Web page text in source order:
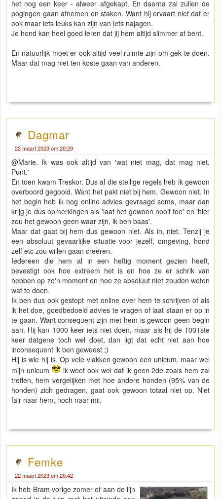
het nog een keer - alweer afgekapt. En daarna zal zullen de
pogingen gaan afnemen en staken. Want hij ervaart niet dat er
ook maar iets leuks kan zijn van iets najagen.
Je hond kan heel goed leren dat jij hem altijd slimmer af bent.
En natuurlijk moet er ook altijd veel ruimte zijn om gek te doen.
Maar dat mag niet ten koste gaan van anderen.
Dagmar
22 maart 2023 om 20:29
@Marie. Ik was ook altijd van 'wat niet mag, dat mag niet.
Punt.'
En toen kwam Treskor. Dus al die stellige regels heb ik gewoon
overboord gegooid. Want het pakt niet bij hem. Gewoon niet. In
het begin heb ik nog online advies gevraagd soms, maar dan
krijg je dus opmerkingen als 'laat het gewoon nooit toe' en 'hier
zou het gewoon geen waar zijn, ik ben baas'.
Maar dat gaat bij hem dus gewoon niet. Als in, niet. Tenzij je
een absoluut gevaarlijke situatie voor jezelf, omgeving, hond
zelf etc zou willen gaan creëren.
Iedereen die hem al in een heftig moment gezien heeft,
bevestigt ook hoe extreem het is en hoe ze er schrik van
hebben op zo'n moment en hoe ze absoluut niet zouden weten
wat te doen.
Ik ben dus ook gestopt met online over hem te schrijven of als
ik het doe, goedbedoeld advies te vragen of laat staan er op in
te gaan. Want consequent zijn met hem is gewoon geen begin
aan. Hij kan 1000 keer iets niet doen, maar als hij de 1001ste
keer datgene toch wel doet, dan ligt dat echt niet aan hoe
inconsequent ik ben geweest ;)
Hij is wie hij is. Op vele vlakken gewoon een unicum, maar wel
mijn unicum
ik weet ook wel dat ik geen 2de zoals hem zal
treffen, hem vergelijken met hoe andere honden (95% van de
honden) zich gedragen, gaat ook gewoon totaal niet op. Niet
fair naar hem, noch naar mij.
Femke
22 maart 2023 om 20:42
Ik heb Bram vorige zomer of aan de lijn